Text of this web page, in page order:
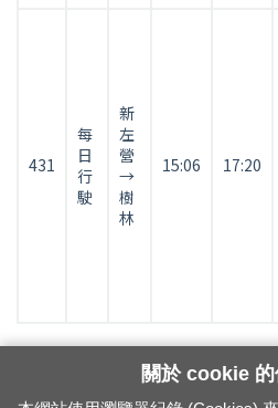
431
每
日
行
駛
新
左
營
→
樹
林
15:06 17:20
關於 cookie 的